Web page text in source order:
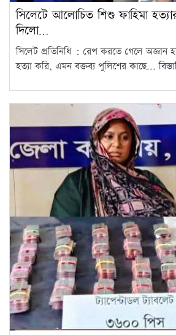
সিলেটে আলোচিত শিশু ফাহিমা
দিলো…
সিলেট প্রতিনিধি : রেপ করতে গেলে অজ্ঞান
হত্যা করি, এমন বক্তব্য পুলিশের কাছে...